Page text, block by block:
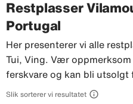
Restplasser
Portugal
Her presenterer vi alle
Tui, Ving. Vær oppmerksom
ferskvare og kan bli utsolgt
Slik sorterer vi resultatet 